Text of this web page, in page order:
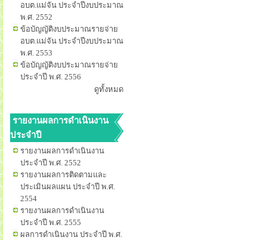
อบต.แม่จัน ประจำปีงบประมาณ
พ.ศ. 2552
ข้อบัญญัติงบประมาณรายจ่าย
อบต.แม่จัน ประจำปีงบประมาณ
พ.ศ. 2553
ข้อบัญญัติงบประมาณรายจ่าย
ประจำปี พ.ศ. 2556
ดูทั้งหมด
รายงานผลการดำเนินงาน
ประจำปี
รายงานผลการดำเนินงาน
ประจำปี พ.ศ. 2552
รายงานผลการติดตามและ
ประเมินผลแผน ประจำปี พ.ศ.
2554
รายงานผลการดำเนินงาน
ประจำปี พ.ศ. 2555
ผลการดำเนินงาน ประจำปี พ.ศ.